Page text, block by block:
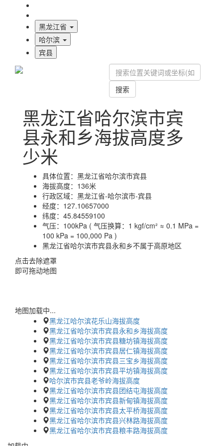
黑龙江省
哈尔滨
宾县
搜索
黑龙江省哈尔滨市宾
县永和乡海拔高度多
少米
具体位置： 黑龙江省哈尔滨市宾县
海拔高度： 136米
行政区域： 黑龙江省-哈尔滨市-宾县
经度： 127.10657000
纬度： 45.84559100
气压： 100kPa ( 气压换算：1 kgf/cm² ≈ 0.1 MPa =
100 kPa = 100,000 Pa )
黑龙江省哈尔滨市宾县永和乡不属于高原地区
点击去除遮罩
即可拖动地图
地图加载中...
黑龙江哈尔滨花乐山海拔高度
黑龙江省哈尔滨市宾县永和乡海拔高度
黑龙江省哈尔滨市宾县糖坊镇海拔高度
黑龙江省哈尔滨市宾县居仁镇海拔高度
黑龙江省哈尔滨市宾县三宝乡海拔高度
黑龙江省哈尔滨市宾县平坊镇海拔高度
哈尔滨市宾县老爷岭海拔高度
黑龙江省哈尔滨市宾县团结屯海拔高度
黑龙江省哈尔滨市宾县新甸镇海拔高度
黑龙江省哈尔滨市宾县太平桥海拔高度
黑龙江省哈尔滨市宾县兴林路海拔高度
黑龙江省哈尔滨市宾县粮丰路海拔高度